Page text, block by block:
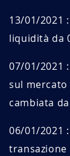
13/01/2021
liquidità da
07/01/2021
sul mercato
cambiata da
06/01/2021
transazione